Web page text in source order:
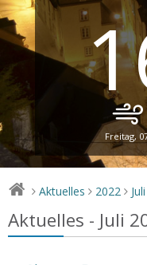
Freitag,
> Aktuelles > 2022 > Juli
Aktuelles - Juli